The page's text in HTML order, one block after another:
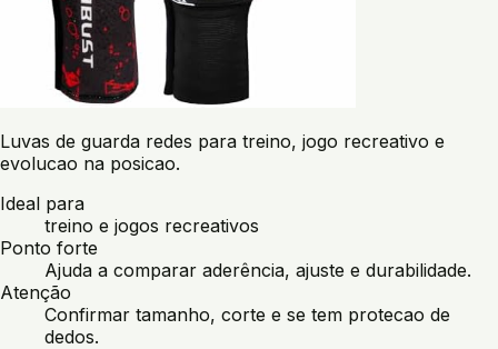
Luvas de guarda redes para treino, jogo recreativo e
evolucao na posicao.
Ideal para
treino e jogos recreativos
Ponto forte
Ajuda a comparar aderência, ajuste e durabilidade.
Atenção
Confirmar tamanho, corte e se tem protecao de
dedos.